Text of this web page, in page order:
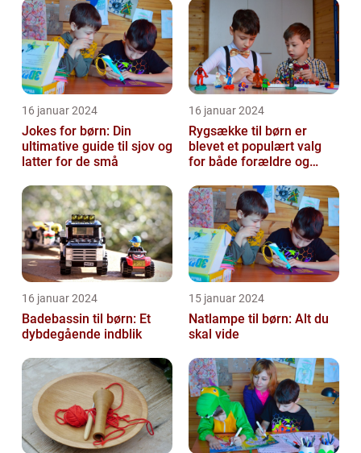
16 januar 2024
Jokes for børn: Din
ultimative guide til sjov og
latter for de små
16 januar 2024
Rygsække til børn er
blevet et populært valg
for både forældre og
transport...
16 januar 2024
Badebassin til børn: Et
dybdegående indblik
15 januar 2024
Natlampe til børn: Alt du
skal vide